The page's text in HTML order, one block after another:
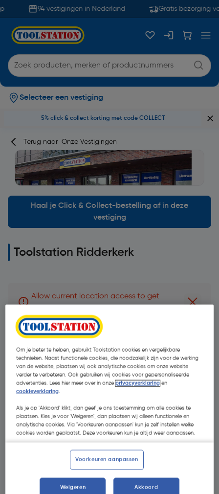
94 vestigingen in Nederland Gratis bezorging
Selecteer een vestiging
5% click & collect korting met code COLLECT
Terug naar Onze Vestigingen
Haal je Click & Collect-bestelling af in deze
vestiging
Toolstation Ridderkerk
Allow current location access to get
Adres:
Gieterijstraat 130, 2984 AB Ridderkerk
Routebeschrijving
Openingstijdstip
Om je beter te helpen, gebruikt Toolstation cookies en vergelijkbare
technieken. Naast functionele cookies, die noodzakelijk zijn voor de werking
van de website, plaatsen wij ook analytische cookies om onze website
verder te verbeteren. Ook gebruiken wij cookies voor gepersonaliseerde
advertenties. Lees hier meer over in onzeprivacyverklaring en
cookieverklaring.
Als je op 'Akkoord' klikt, dan geef je ons toestemming om alle cookies te
plaatsen. Kies je voor 'Weigeren', dan plaatsen wij alleen functionele en
analytische cookies. Via 'Voorkeuren aanpassen' kun je zelf instellen welke
cookies worden geplaatst. Deze voorkeuren kun je altijd weer aanpassen.
Voorkeuren aanpassen
Weigeren Akkoord